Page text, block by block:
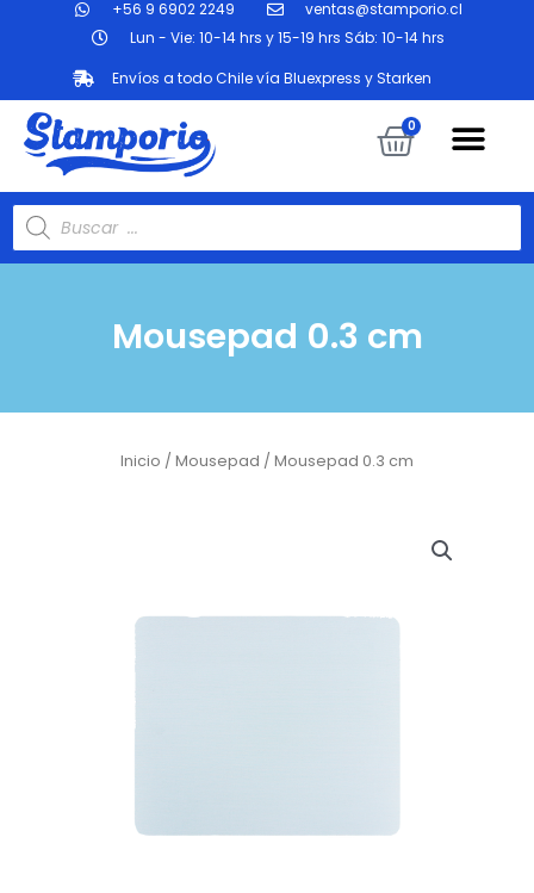
contenido
+56 9 6902 2249
ventas@stamporio.cl
Lun - Vie: 10-14 hrs y 15-19 hrs Sáb: 10-14 hrs
Envíos a todo Chile vía Bluexpress y Starken
0
Búsqueda
de
productos
Mousepad 0.3 cm
Inicio / Mousepad / Mousepad 0.3 cm